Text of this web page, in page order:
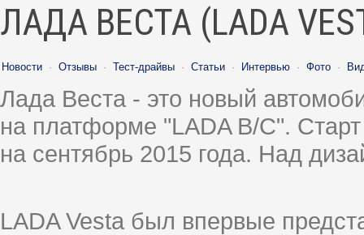
ЛАДА ВЕСТА (LADA
Новости · Отзывы · Тест-драйвы · Статьи · Интервью · Фото ·
Лада Веста - это новый
на платформе "LADA B/C".
на сентябрь 2015 года. Над
LADA Vesta был впервые